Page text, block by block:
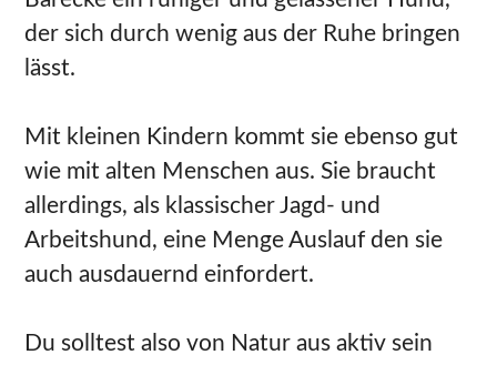
der sich durch wenig aus der Ruhe bringen
lässt.
Mit kleinen Kindern kommt sie ebenso gut
wie mit alten Menschen aus. Sie braucht
allerdings, als klassischer Jagd- und
Arbeitshund, eine Menge Auslauf den sie
auch ausdauernd einfordert.
Du solltest also von Natur aus aktiv sein